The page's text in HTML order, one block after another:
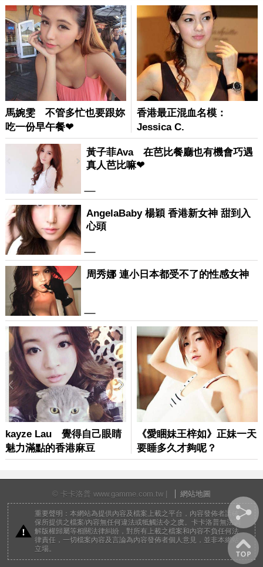
© 卡卡洛普 www.gamme.com.tw | 網站地圖
重要聲明：本網站為提供內容及檔案上載之平台，內容發佈者請確
保所提供之檔案/內容無任何違法或牴觸法令之虞。卡卡洛普無法調
解版權歸屬等相關法律糾紛，對所有上載之檔案和內容不負任何法
律責任，一切檔案內容及言論為內容發佈者個人意見，並非本網站
立場。